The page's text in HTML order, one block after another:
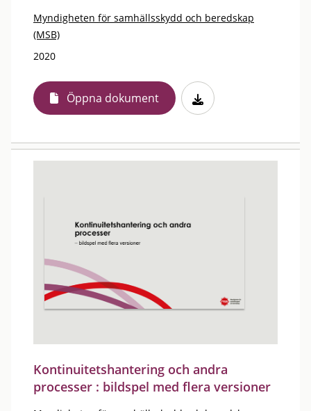
Myndigheten för samhällsskydd och beredskap
(MSB)
2020
Öppna dokument
Kontinuitetshantering och andra
processer : bildspel med flera versioner